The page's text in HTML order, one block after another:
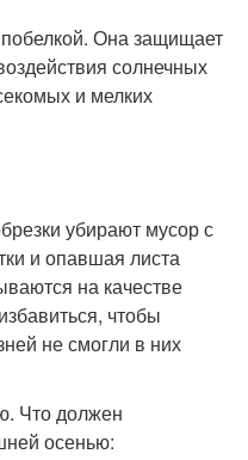
Она защищает
солнечных
и мелких
убирают мусор с
и опавшая листа
на качестве
чтобы
не смогли в них